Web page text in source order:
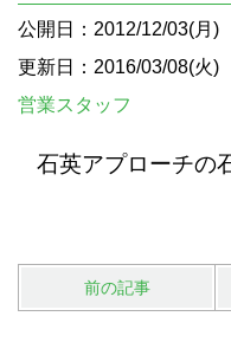
公開日：2012/12/03(月)
更新日：2016/03/08(火)
営業スタッフ
石英アプローチの
前の記事